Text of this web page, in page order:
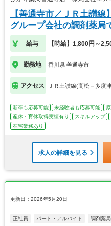
【善通寺市／ＪＲ土讃
グループ会社の調剤薬局
給与 【時給】1,800円～
勤務地 香川県 善通寺市
アクセス ＪＲ土讃線(高松－多度
新卒も応募可能 未経験者も応募可能
産休・育休取得実績有り
スキルアップ
在宅業務あり
求人の詳細を見る
更新日：2026年5月20日
正社員 パート・アルバイト 調剤薬局